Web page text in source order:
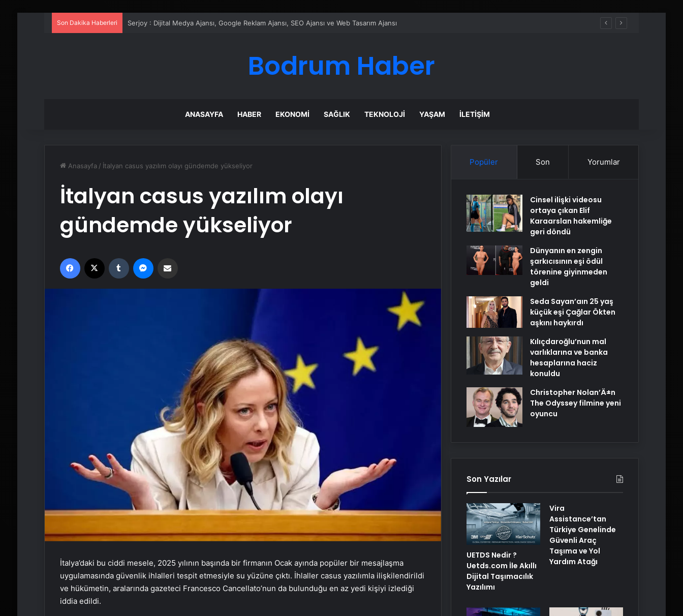
Son Dakika Haberleri UETDS Nedir ? Uetds.com İle Akıllı Dijital Taşımacılık Yazılımı
Bodrum Haber
ANASAYFA HABER EKONOMI SAĞLIK TEKNOLOJI YAŞAM İLETIŞIM
Anasayfa / İtalyan casus yazılım olayı gündemde yükseliyor
İtalyan casus yazılım olayı
gündemde yükseliyor
Facebook Tumblr
İtalya’daki bu ciddi mesele, 2025 yılının başında bir firmanın Ocak ayında popüler bir mesajlaşma
uygulamasında güvenlik ihlalleri tespit etmesiyle su yüzüne çıktı. İhlaller casus yazılımla ilişkilendirildi
ve hükümetin, aralarında gazeteci Francesco Cancellato’nun da bulunduğu en az yedi kişiyi izlediği
iddia edildi.
Popüler Son Yorumlar
Cinsel ilişki videosu
ortaya çıkan Elif
Karaarslan hakemliğe
geri döndü
Dünyanın en zengin
şarkıcısının eşi ödül
törenine giyinmeden
geldi
Seda Sayan’aın 25 yaş
küçük eşi Çağlar Ökten
aşkını haykırdı
Kılıçdaroğlu’nun mal
varlıklarına ve banka
hesaplarına haciz
konuldu
Christopher Nolan’Ä±n
The Odyssey filmine yeni
oyuncu
Son Yazılar
UETDS Nedir ?
Uetds.com İle Akıllı
Dijital Taşımacılık
Yazılımı
Vira
Assistance’tan
Türkiye Genelinde
Güvenli Araç
Taşıma ve Yol
Yardım Atağı